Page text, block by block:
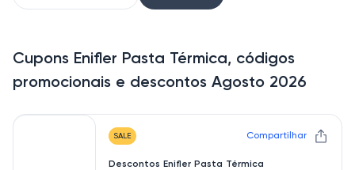
Cupons Enifler Pasta Térmica, códigos
promocionais e descontos Agosto 2026
SALE Compartilhar
Descontos Enifler Pasta Térmica